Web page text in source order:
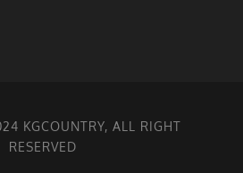
KGCOUNTRY, ALL RIGHT
RESERVED